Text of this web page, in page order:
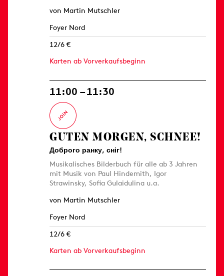
von Martin Mutschler
Foyer Nord
12/6 €
Karten ab Vorverkaufsbeginn
11:00 – 11:30
GUTEN MORGEN, SCHNEE!
Доброго ранку, сніг!
Musikalisches Bilderbuch für alle ab 3 Jahren
mit Musik von Paul Hindemith, Igor
Strawinsky, Sofia Gulaidulina u.a.
von Martin Mutschler
Foyer Nord
12/6 €
Karten ab Vorverkaufsbeginn